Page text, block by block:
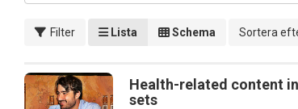
Filter Lista Schema Sortera
Health-related content
sets